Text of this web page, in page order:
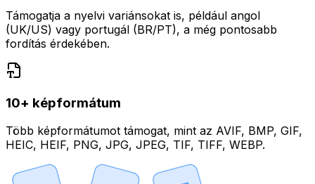
Támogatja a nyelvi variánsokat is, például angol
(UK/US) vagy portugál (BR/PT), a még pontosabb
fordítás érdekében.
10+ képformátum
Több képformátumot támogat, mint az AVIF, BMP, GIF,
HEIC, HEIF, PNG, JPG, JPEG, TIF, TIFF, WEBP.